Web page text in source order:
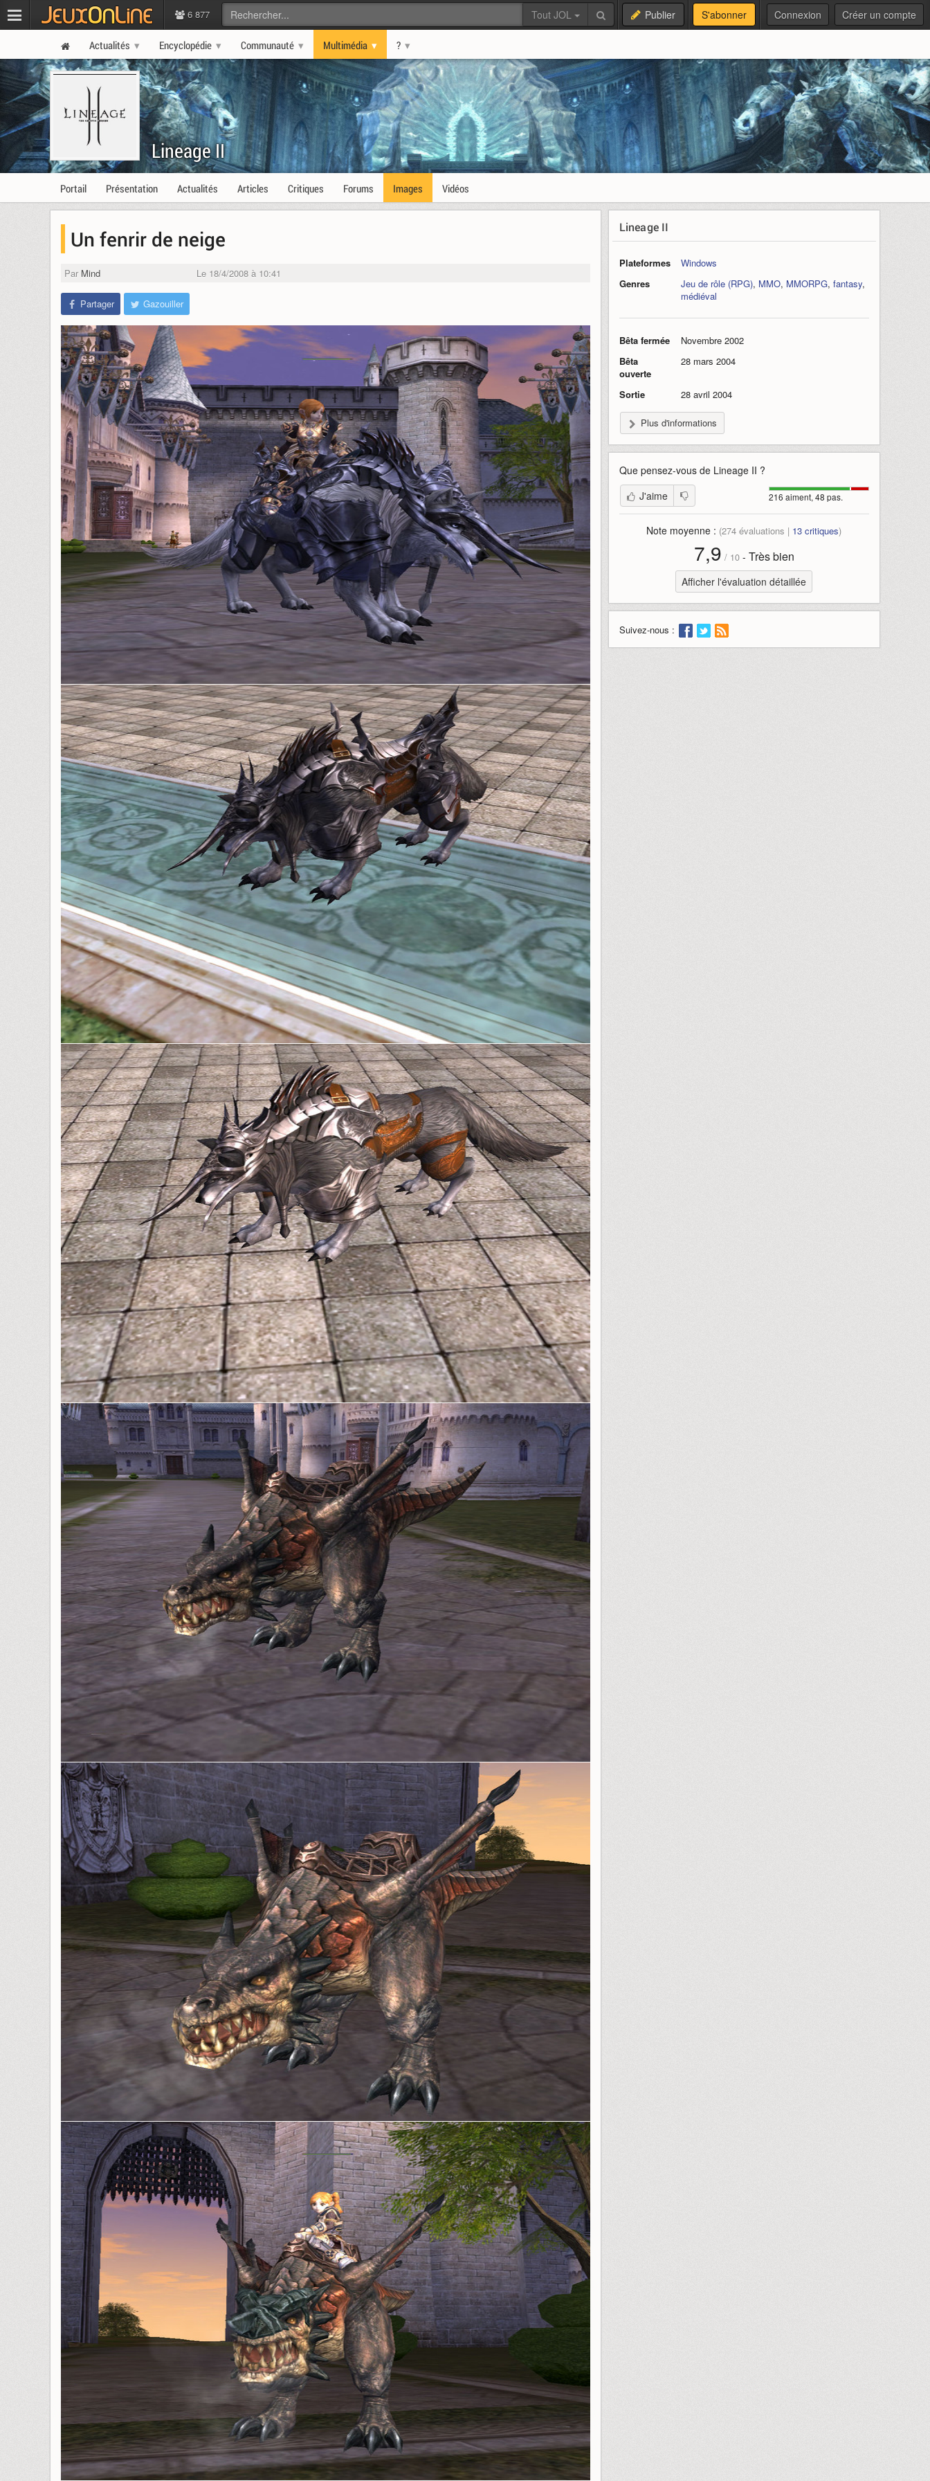
6 877 Tout JOL Publier S'abonner Connexion Créer un compte
Actualités Encyclopédie Communauté Multimédia ?
Lineage II
Portail Présentation Actualités Articles Critiques Forums Images Vidéos
Un fenrir de neige
Par Mind Le 18/4/2008 à 10:41
Partager Gazouiller
Lineage II
Plateformes
Windows
Genres
Jeu de rôle (RPG), MMO, MMORPG, fantasy,
médiéval
Bêta fermée
Novembre 2002
Bêta
ouverte
28 mars 2004
Sortie 28 avril 2004
Plus d'informations
Que pensez-vous de Lineage II ?
216 aiment, 48 pas.
J'aime
Note moyenne : (274 évaluations | 13 critiques)
7,9 / 10- Très bien
Afficher l'évaluation détaillée
Suivez-nous :